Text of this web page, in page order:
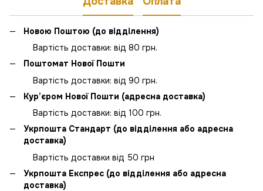
Новою Поштою (до відділення)
Вартість доставки: від 80 грн.
Поштомат Нової Пошти
Вартість доставки: від 90 грн.
Кур’єром Нової Пошти (адресна доставка)
Вартість доставки: від 100 грн.
Укрпошта Стандарт (до відділення або адресна
доставка)
Вартість доставки від 50 грн
Укрпошта Експрес (до відділення або адресна
доставка)